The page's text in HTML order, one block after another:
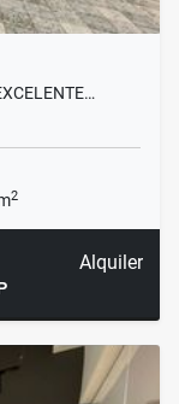
2
Alquiler